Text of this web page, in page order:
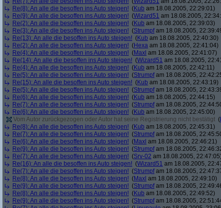
Re(8): An alle die besoffen ins Auto steigen! (Kub am 18.08.2005, 22:29:01)
Re(9): An alle die besoffen ins Auto steigen! (Wizard51 am 18.08.2005,
Re(2): An alle die besoffen ins Auto steigen! (Kub am 18.08.2005, 22:39:03)
Re(3): An alle die besoffen ins Auto steigen! (Strumpfam 18.08.2005,
Re(13): An alle die besoffen ins Auto steigen! (Kub am 18.08.2005, 22:40:30)
Re(2): An alle die besoffen ins Auto steigen! (Hexa am 18.08.2005, 22:41:04)
Re(4): An alle die besoffen ins Auto steigen! (Maxl am 18.08.2005, 22:41:07)
Re(14): An alle die besoffen ins Auto steigen! (Wizard51 am 18.08.2005,
Re(4): An alle die besoffen ins Auto steigen! (Kub am 18.08.2005, 22:42:11)
Re(5): An alle die besoffen ins Auto steigen! (Strumpfam 18.08.2005,
Re(15): An alle die besoffen ins Auto steigen! (Kub am 18.08.2005, 22:43:19)
Re(5): An alle die besoffen ins Auto steigen! (Strumpfam 18.08.2005,
Re(6): An alle die besoffen ins Auto steigen! (Kub am 18.08.2005, 22:44:15)
Re(7): An alle die besoffen ins Auto steigen! (Strumpfam 18.08.2005,
Re(6): An alle die besoffen ins Auto steigen! (Kub am 18.08.2005, 22:45:00)
Vom Autor zurückgezogen oder Autor hat seine Registrierung nicht bestätigt (
Re(8): An alle die besoffen ins Auto steigen! (Kub am 18.08.2005, 22:45:31)
Re(7): An alle die besoffen ins Auto steigen! (Strumpfam 18.08.2005,
Re(6): An alle die besoffen ins Auto steigen! (Maxl am 18.08.2005, 22:46:21)
Re(9): An alle die besoffen ins Auto steigen! (Strumpfam 18.08.2005,
Re(7): An alle die besoffen ins Auto steigen! (Srv-02 am 18.08.2005,
Re(16): An alle die besoffen ins Auto steigen! (Wizard51 am 18.08.2005,
Re(7): An alle die besoffen ins Auto steigen! (Strumpfam 18.08.2005,
Re(8): An alle die besoffen ins Auto steigen! (Maxl am 18.08.2005, 22:49:10)
Re(9): An alle die besoffen ins Auto steigen! (Strumpfam 18.08.2005,
Re(8): An alle die besoffen ins Auto steigen! (Kub am 18.08.2005, 22:49:52)
Re(9): An alle die besoffen ins Auto steigen! (Strumpfam 18.08.2005,